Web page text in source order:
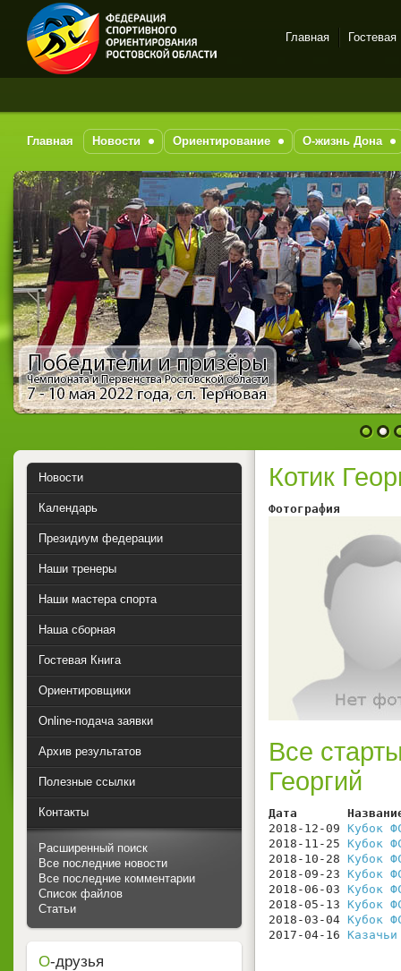
Спортивное
на-Дону
Главная Гостевая
Главная Новости Ориентирование О-жизнь Дона
1 2
Котик
Фотография
Все
Георгий
Дата
2018-12-09 Кубок
2018-11-25 Кубок
2018-10-28 Кубок
2018-09-23 Кубок
2018-06-03 Кубок
2018-05-13 Кубок
2018-03-04 Кубок
2017-04-16
Новости
Календарь
Президиум федерации
Наши тренеры
Наши мастера спорта
Наша сборная
Гостевая Книга
Ориентировщики
Online-подача заявки
Архив результатов
Полезные ссылки
Контакты
Расширенный поиск
Все последние новости
Все последние комментарии
Список файлов
Статьи
О-друзья